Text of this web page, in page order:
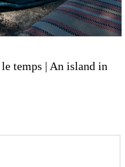
temps | An island in